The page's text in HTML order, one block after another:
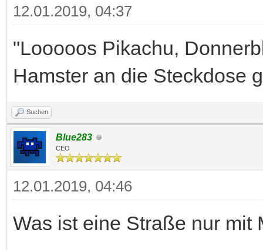
12.01.2019, 04:37
"Looooos Pikachu,
Hamster an die Steckdose
Suchen
Blue283
CEO
12.01.2019, 04:46
Was ist eine Straße nur mit